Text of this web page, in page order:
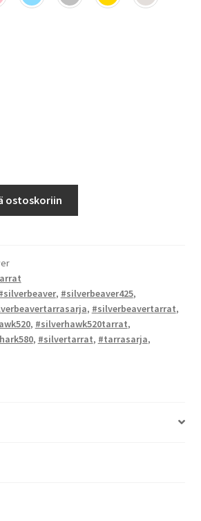
ostoskoriin
, #silverbeaver425,
, #silverbeavertarrat,
, #silverhawk520tarrat,
, #silvertarrat, #tarrasarja,